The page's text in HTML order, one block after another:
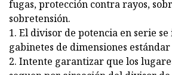
fugas, protección contra rayos,
sobretensión.
1. El divisor de potencia en serie
gabinetes de dimensiones
2. Intente garantizar que los